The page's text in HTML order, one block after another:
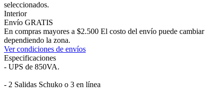
seleccionados.
Interior
Envío GRATIS
En compras mayores a $2.500 El costo del envío puede cambiar
dependiendo la zona.
Ver condiciones de envíos
Especificaciones
- UPS de 850VA.
- 2 Salidas Schuko o 3 en línea